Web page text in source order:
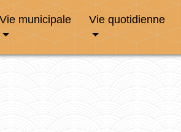
Vie municipale Vie quotidienne